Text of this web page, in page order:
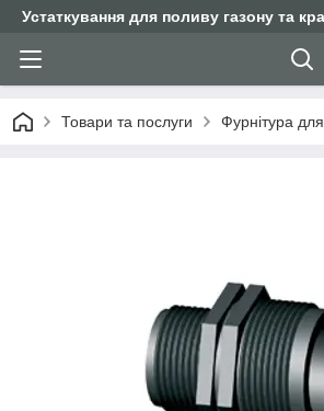
Устаткування для поливу газону та
Товари та послуги Фурнітура